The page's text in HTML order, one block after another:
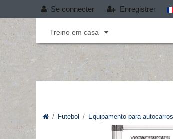
Se connecter Enregistrer
Andebol Cobertura T-PRO
Treino em casa
Futebol Equipamento para autocarros